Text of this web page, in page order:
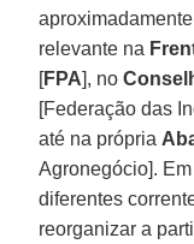
relevante na
[FPA], no
[Federação das
até na própria
Agronegócio].
diferentes
reorganizar a